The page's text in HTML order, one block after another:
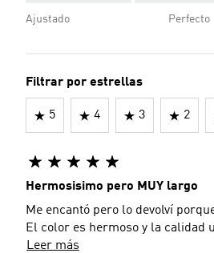
Ajustado Perfecto
Filtrar por estrellas
5 4 3 2
Hermosisimo pero MUY largo
Me encantó pero lo devolví
El color es hermoso y la calidad
Leer más